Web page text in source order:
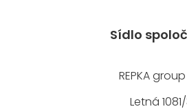
Sídlo
REPKA
Letná